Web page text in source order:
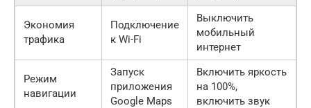
Экономия
трафика
Подключение
к Wi-Fi
Выключить
мобильный
интернет
Режим
навигации
Запуск
приложения
Google Maps
Включить яркость
на 100%,
включить звук